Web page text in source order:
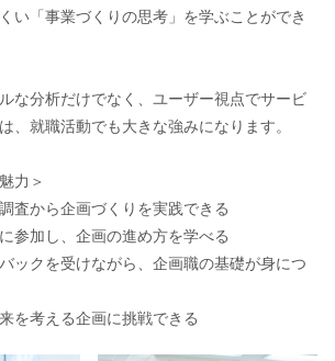
い「事業づくりの思考」を学ぶことができ
な分析だけでなく、ユーザー視点でサービ
、就職活動でも大きな強みになります。
力＞
査から企画づくりを実践できる
参加し、企画の進め方を学べる
ックを受けながら、企画職の基礎が身につ
を考える企画に挑戦できる